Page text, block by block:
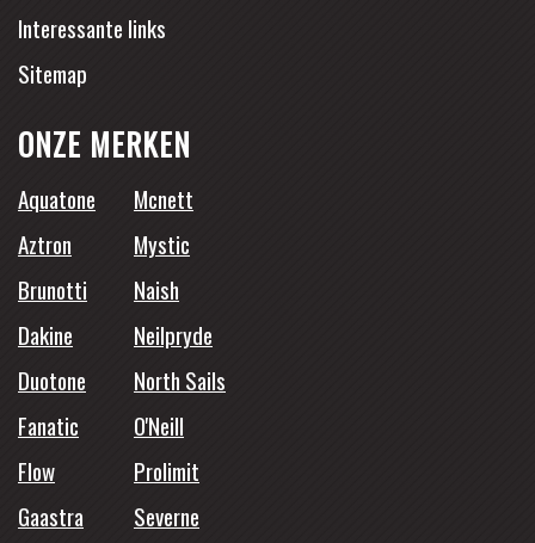
Interessante links
Sitemap
ONZE MERKEN
Aquatone
Mcnett
Aztron
Mystic
Brunotti
Naish
Dakine
Neilpryde
Duotone
North Sails
Fanatic
O'Neill
Flow
Prolimit
Gaastra
Severne